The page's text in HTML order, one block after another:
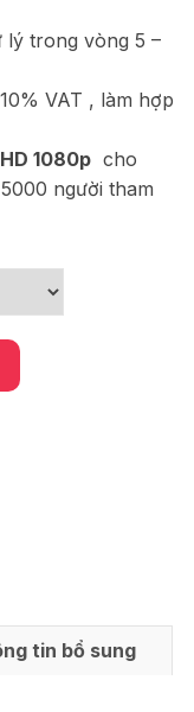
lý trong vòng 5 –
VAT , làm hợp
1080p cho
người tham
tin bổ sung